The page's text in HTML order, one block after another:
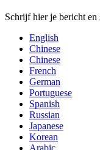
Schrijf hier je bericht en
English
Chinese
Chinese
French
German
Portuguese
Spanish
Russian
Japanese
Korean